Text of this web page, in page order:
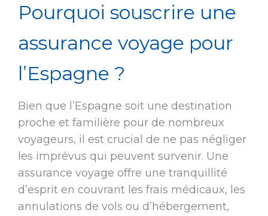
Pourquoi souscrire une
assurance voyage pour
l’Espagne ?
Bien que l’Espagne soit une destination
proche et familière pour de nombreux
voyageurs, il est crucial de ne pas négliger
les imprévus qui peuvent survenir. Une
assurance voyage offre une tranquillité
d’esprit en couvrant les frais médicaux, les
annulations de vols ou d’hébergement,